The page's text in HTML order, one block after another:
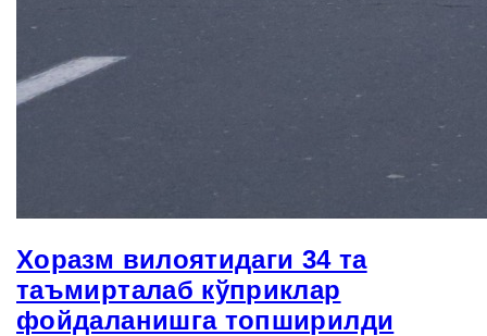
Хоразм вилоятидаги 34 та
таъмирталаб кўприклар
фойдаланишга топширилди